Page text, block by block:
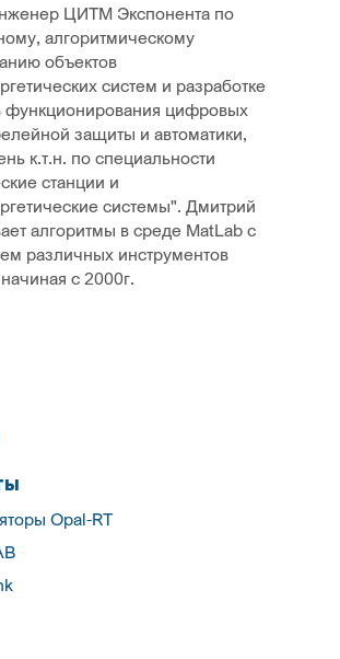
ЦИТМ Экспонента по
алгоритмическому
объектов
систем и разработке
функционирования цифровых
защиты и автоматики,
к.т.н. по специальности
станции и
системы". Дмитрий
алгоритмы в среде MatLab с
различных инструментов
с 2000г.
Opal-RT